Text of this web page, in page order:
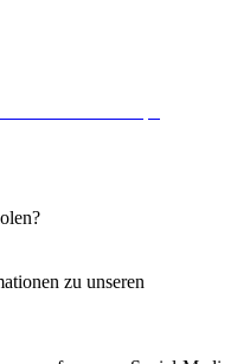
zu unseren